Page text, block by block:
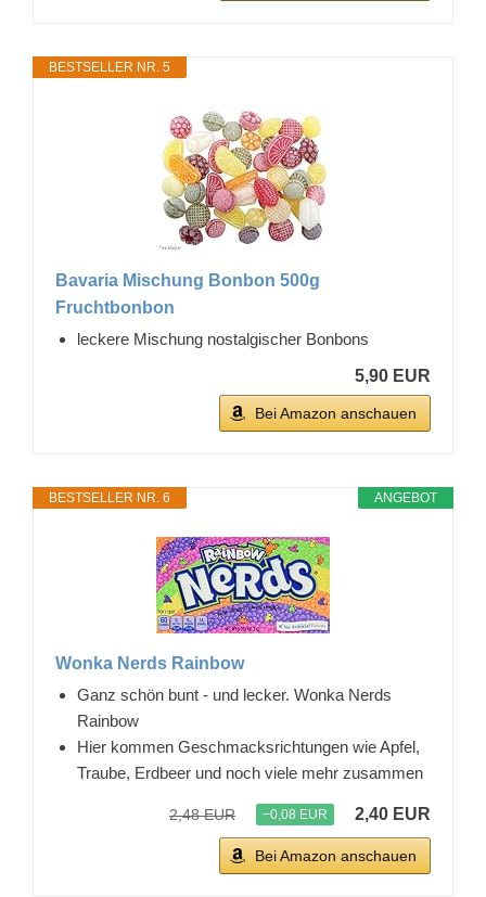
BESTSELLER NR. 5
Bavaria Mischung Bonbon 500g
Fruchtbonbon
leckere Mischung nostalgischer Bonbons
5,90 EUR
Bei Amazon anschauen
ANGEBOT
BESTSELLER NR. 6
Wonka Nerds Rainbow
Ganz schön bunt - und lecker. Wonka Nerds
Rainbow
Hier kommen Geschmacksrichtungen wie Apfel,
Traube, Erdbeer und noch viele mehr zusammen
2,48 EUR −0,08 EUR 2,40 EUR
Bei Amazon anschauen